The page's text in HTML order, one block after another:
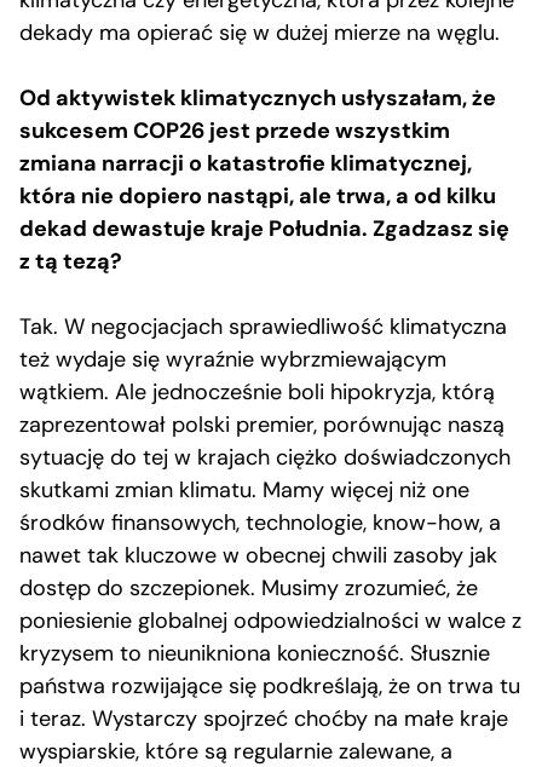
dekady ma opierać się w dużej mierze na węglu.
Od aktywistek klimatycznych usłyszałam, że
sukcesem COP26 jest przede wszystkim
zmiana narracji o katastrofie klimatycznej,
która nie dopiero nastąpi, ale trwa, a od kilku
dekad dewastuje kraje Południa. Zgadzasz się
z tą tezą?
Tak. W negocjacjach sprawiedliwość klimatyczna
też wydaje się wyraźnie wybrzmiewającym
wątkiem. Ale jednocześnie boli hipokryzja, którą
zaprezentował polski premier, porównując naszą
sytuację do tej w krajach ciężko doświadczonych
skutkami zmian klimatu. Mamy więcej niż one
środków finansowych, technologie, know-how, a
nawet tak kluczowe w obecnej chwili zasoby jak
dostęp do szczepionek. Musimy zrozumieć, że
poniesienie globalnej odpowiedzialności w walce z
kryzysem to nieunikniona konieczność. Słusznie
państwa rozwijające się podkreślają, że on trwa tu
i teraz. Wystarczy spojrzeć choćby na małe kraje
wyspiarskie, które są regularnie zalewane, a